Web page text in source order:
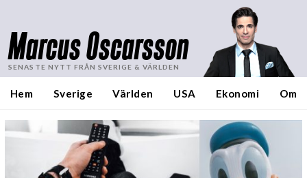
Marcus Oscarsson
SENASTE NYTT FRÅN SVERIGE & VÄRLDEN
Hem Sverige Världen USA Ekonomi Om